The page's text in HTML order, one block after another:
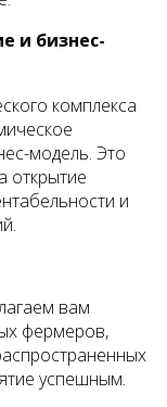
и бизнес-
комплекса
модель. Это
открытие
и
вам
фермеров,
успешным.